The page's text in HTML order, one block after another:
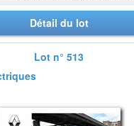
Détail du lot
Lot n° 513